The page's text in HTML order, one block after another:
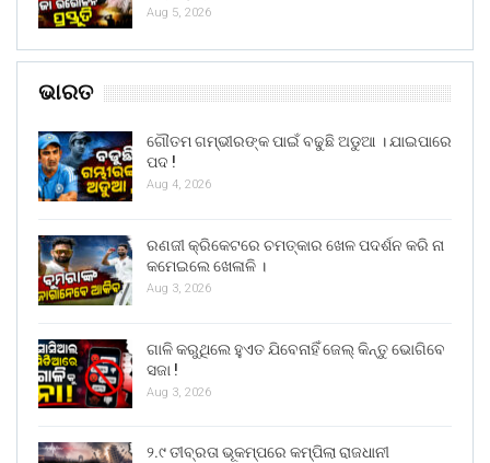
Aug 5, 2026
ଭାରତ
ଗୌତମ ଗମ୍ଭୀରଙ୍କ ପାଇଁ ବଢୁଛି ଅଡୁଆ । ଯାଇପାରେ
ପଦ !
Aug 4, 2026
ରଣଜୀ କ୍ରିକେଟରେ ଚମତ୍କାର ଖେଳ ପଦର୍ଶନ କରି ନା
କମେଇଲେ ଖେଳାଳି ।
Aug 3, 2026
ଗାଳି କରୁଥିଲେ ହୁଏତ ଯିବେନାହିଁ ଜେଲ୍ କିନ୍ତୁ ଭୋଗିବେ
ସଜା !
Aug 3, 2026
୨.୯ ତୀବ୍ରତା ଭୂକମ୍ପରେ କମ୍ପିଲା ରାଜଧାନୀ